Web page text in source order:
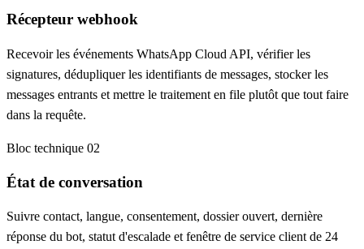
Récepteur webhook
Recevoir les événements WhatsApp Cloud API, vérifier les
signatures, dédupliquer les identifiants de messages, stocker les
messages entrants et mettre le traitement en file plutôt que tout faire
dans la requête.
Bloc technique 02
État de conversation
Suivre contact, langue, consentement, dossier ouvert, dernière
réponse du bot, statut d'escalade et fenêtre de service client de 24